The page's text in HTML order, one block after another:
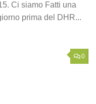
Ci siamo Fatti una
prima del DHR...
0